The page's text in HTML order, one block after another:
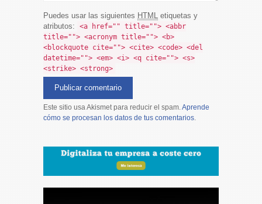
Puedes usar las siguientes HTML
etiquetas y
atributos:
<a href="" title=""> <abbr
title=""> <acronym title=""> <b>
<blockquote cite=""> <cite> <code> <del
datetime=""> <em> <i> <q cite=""> <s>
<strike> <strong>
Este sitio usa Akismet para reducir el spam.Aprende
cómo se procesan los datos de tus comentarios.